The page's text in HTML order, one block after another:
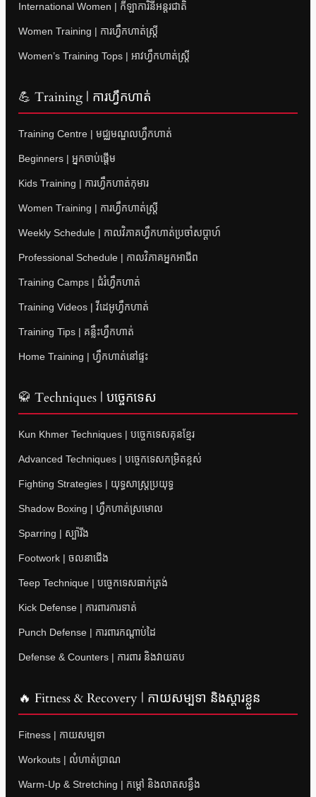
International Women | កីឡាការិនីអន្តរជាតិ
Women Training | ការហ្វឹកហាត់ស្ត្រី
Women’s Training Tops | អាវហ្វឹកហាត់ស្ត្រី
💪 Training | ការហ្វឹកហាត់
Training Centre | មជ្ឈមណ្ឌលហ្វឹកហាត់
Beginners | អ្នកចាប់ផ្តើម
Kids Training | ការហ្វឹកហាត់កុមារ
Women Training | ការហ្វឹកហាត់ស្ត្រី
Weekly Schedule | កាលវិភាគហ្វឹកហាត់ប្រចាំសប្តាហ៍
Professional Schedule | កាលវិភាគអ្នកអាជីព
Training Camps | ជំរំហ្វឹកហាត់
Training Videos | វីដេអូហ្វឹកហាត់
Training Tips | គន្លឹះហ្វឹកហាត់
Home Training | ហ្វឹកហាត់នៅផ្ទះ
🥋 Techniques | បច្ចេកទេស
Kun Khmer Techniques | បច្ចេកទេសគុនខ្មែរ
Advanced Techniques | បច្ចេកទេសកម្រិតខ្ពស់
Fighting Strategies | យុទ្ធសាស្ត្រប្រយុទ្ធ
Shadow Boxing | ហ្វឹកហាត់ស្រមោល
Sparring | ស្ប៉ារីង
Footwork | ចលនាជើង
Teep Technique | បច្ចេកទេសធាក់ត្រង់
Kick Defense | ការពារការទាត់
Punch Defense | ការពារកណ្តាប់ដៃ
Defense & Counters | ការពារ និងវាយតប
🔥 Fitness & Recovery | កាយសម្បទា និងស្តារខ្លួន
Fitness | កាយសម្បទា
Workouts | លំហាត់ប្រាណ
Warm-Up & Stretching | កម្តៅ និងលាតសន្ធឹង